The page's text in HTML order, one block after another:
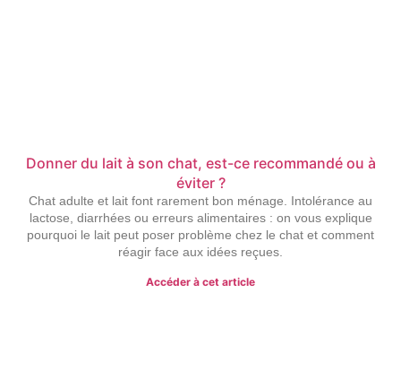
Donner du lait à son chat, est-ce recommandé ou à
éviter ?
Chat adulte et lait font rarement bon ménage. Intolérance au
lactose, diarrhées ou erreurs alimentaires : on vous explique
pourquoi le lait peut poser problème chez le chat et comment
réagir face aux idées reçues.
Accéder à cet article